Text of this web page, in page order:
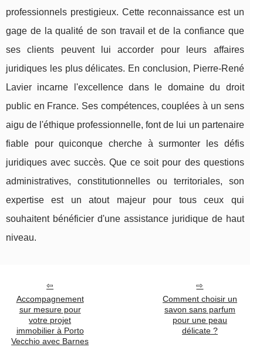
professionnels prestigieux. Cette reconnaissance est un
gage de la qualité de son travail et de la confiance que
ses clients peuvent lui accorder pour leurs affaires
juridiques les plus délicates. En conclusion, Pierre-René
Lavier incarne l'excellence dans le domaine du droit
public en France. Ses compétences, couplées à un sens
aigu de l'éthique professionnelle, font de lui un partenaire
fiable pour quiconque cherche à surmonter les défis
juridiques avec succès. Que ce soit pour des questions
administratives, constitutionnelles ou territoriales, son
expertise est un atout majeur pour tous ceux qui
souhaitent bénéficier d'une assistance juridique de haut
niveau.
Accompagnement
sur mesure pour
votre projet
immobilier à Porto
Vecchio avec Barnes
Comment choisir un
savon sans parfum
pour une peau
délicate ?